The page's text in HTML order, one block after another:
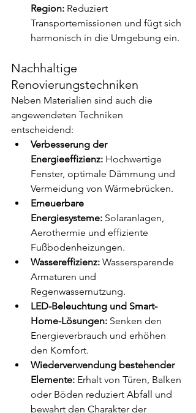
Region: Reduziert
Transportemissionen und fügt sich
harmonisch in die Umgebung ein.
Nachhaltige
Renovierungstechniken
Neben Materialien sind auch die
angewendeten Techniken
entscheidend:
Verbesserung der
Energieeffizienz: Hochwertige
Fenster, optimale Dämmung und
Vermeidung von Wärmebrücken.
Erneuerbare
Energiesysteme: Solaranlagen,
Aerothermie und effiziente
Fußbodenheizungen.
Wassereffizienz: Wassersparende
Armaturen und
Regenwassernutzung.
LED-Beleuchtung und Smart-
Home-Lösungen: Senken den
Energieverbrauch und erhöhen
den Komfort.
Wiederverwendung bestehender
Elemente: Erhalt von Türen, Balken
oder Böden reduziert Abfall und
bewahrt den Charakter der